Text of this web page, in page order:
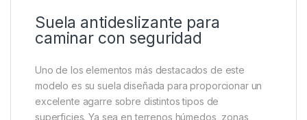
perder comodidad, incluso tras numerosas jornadas
de uso.
Su superficie lisa facilita la limpieza, permitiendo
eliminar fácilmente restos de tierra, arena o barro
simplemente utilizando agua y un paño húmedo. Esta